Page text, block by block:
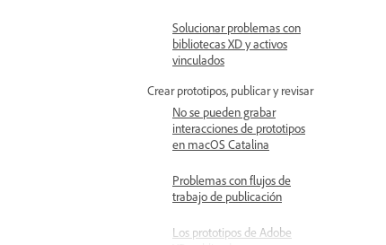
Solucionar problemas con
bibliotecas XD y activos
vinculados
Crear prototipos, publicar y revisar
No se pueden grabar
interacciones de prototipos
en macOS Catalina
Problemas con flujos de
trabajo de publicación
Los prototipos de Adobe